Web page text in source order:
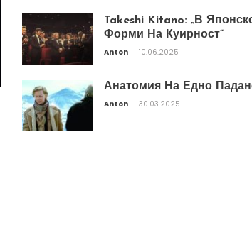
Takeshi Kitano: „В
Форми На Куирност“
Anton 10.06.2025
Анатомия На Едно
Anton 30.03.2025